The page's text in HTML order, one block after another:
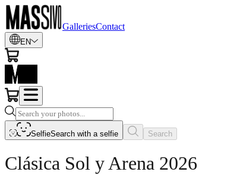
GalleriesContact
EN
SelfieSearch with a selfie Search
Clásica Sol y Arena 2026